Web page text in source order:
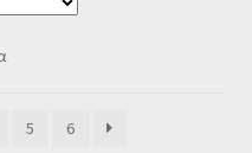
Sorted
5 6